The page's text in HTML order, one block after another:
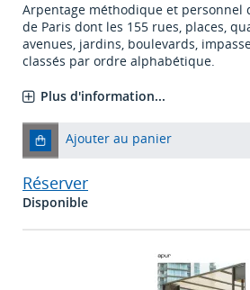
Arpentage méthodique et personnel
de Paris dont les 155 rues, places,
avenues, jardins, boulevards,
classés par ordre alphabétique.
Plus d'information...
Ajouter au panier
Réserver
Disponible